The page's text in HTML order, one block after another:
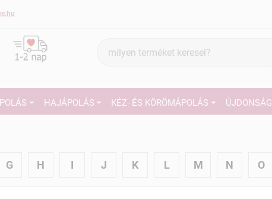
keresés
HAJÁPOLÁS KÉZ- ÉS KÖRÖMÁPOLÁS ÚJDONSÁG
G H I J K L M N O